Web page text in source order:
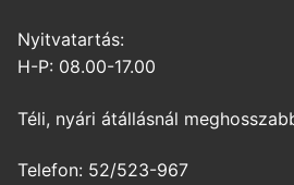
Nyitvatartás:
H-P: 08.00-17.00
Téli, nyári átállásnál
Telefon: 52/523-967